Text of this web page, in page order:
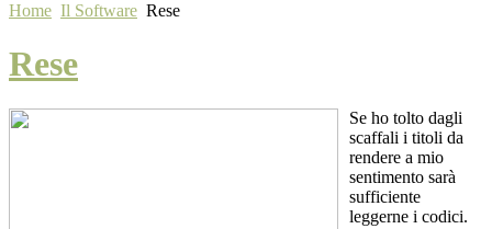
Home Il Software Rese
Rese
Se ho tolto dagli
scaffali i titoli da
rendere a mio
sentimento sarà
sufficiente
leggerne i codici.